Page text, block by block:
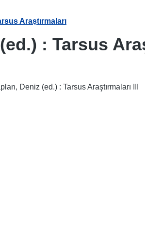
Araştırmaları
: Tarsus